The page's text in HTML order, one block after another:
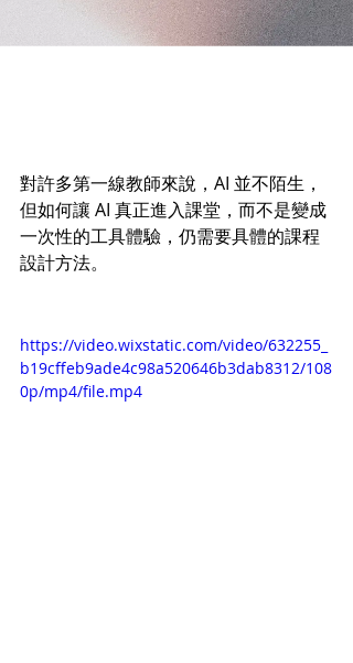
對許多第一線教師來說，AI 並不陌生，
但如何讓 AI 真正進入課堂，而不是變成
一次性的工具體驗，仍需要具體的課程
設計方法。
https://video.wixstatic.com/video/632255_
b19cffeb9ade4c98a520646b3dab8312/108
0p/mp4/file.mp4